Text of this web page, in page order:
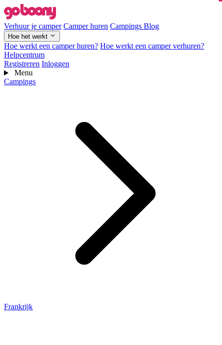
Verhuur je camper Camper huren Campings Blog
Hoe het werkt
Hoe werkt een camper huren? Hoe werkt een camper verhuren?
Helpcentrum
Registreren Inloggen
Menu
Campings
Frankrijk